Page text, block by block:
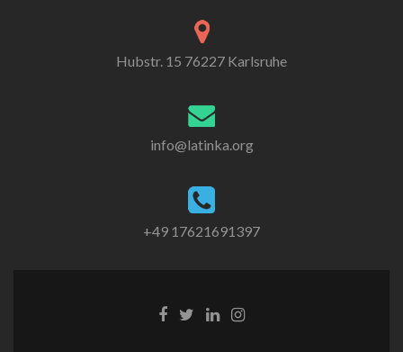
Hubstr. 15 76227 Karlsruhe
info@latinka.org
+49 17621691397